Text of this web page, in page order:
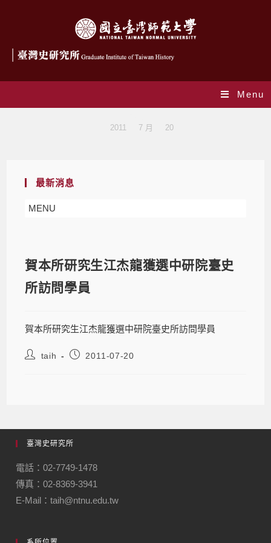
Menu
2011 7 月 20
最新消息
MENU
賀本所研究生江杰龍獲選中研院臺史
所訪問學員
賀本所研究生江杰龍獲選中研院臺史所訪問學員
taih 2011-07-20
臺灣史研究所
電話：02-7749-1478
傳真：02-8369-3941
E-Mail：taih@ntnu.edu.tw